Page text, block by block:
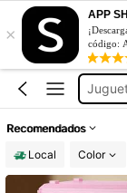
×
APP
código:
Toys
Recomendados
Local
Color